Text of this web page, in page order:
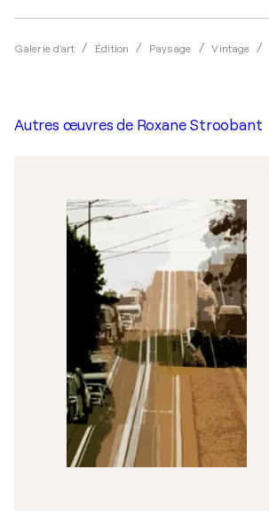
Galerie d'art Édition Paysage Vintage
Autres œuvres de Roxane Stroobant